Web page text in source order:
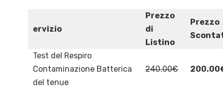
ervizio
Prezzo
di
Listino
Prezzo
Test del Respiro
Contaminazione Batterica
del tenue
240.00€